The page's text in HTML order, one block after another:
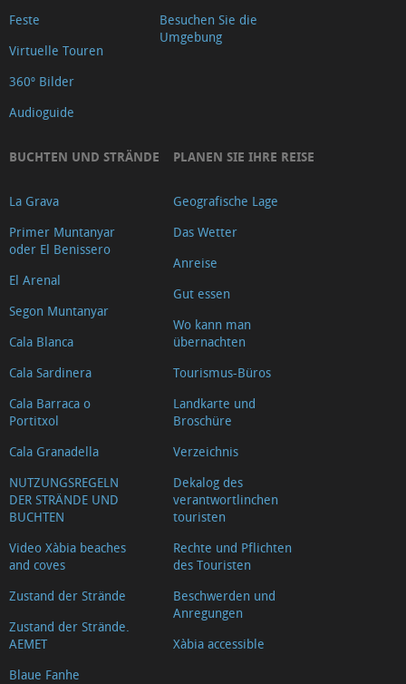
Ca
de
Santa
Riurau
(Tour
d'Arnauda
(Tour
2018)
Casa
tradicional
L'escaldà
tradicional
Carrer
Nou
Capilla
del
Convento
Ermita
del
Feste
Virtuelle Touren
360º Bilder
Audioguide
Besuchen Sie die
Umgebung
BUCHTEN UND STRÄNDE
La Grava
Primer Muntanyar
oder El Benissero
El Arenal
Segon Muntanyar
Cala Blanca
Cala Sardinera
Cala Barraca o
Portitxol
Cala Granadella
NUTZUNGSREGELN
DER STRÄNDE UND
BUCHTEN
Video Xàbia beaches
and coves
Zustand der Strände
Zustand der Strände.
AEMET
Blaue Fanhe
PLANEN SIE IHRE REISE
Geografische Lage
Das Wetter
Anreise
Gut essen
Wo kann man
übernachten
Tourismus-Büros
Landkarte und
Broschüre
Verzeichnis
Dekalog des
verantwortlinchen
touristen
Rechte und Pflichten
des Touristen
Beschwerden und
Anregungen
Xàbia accessible